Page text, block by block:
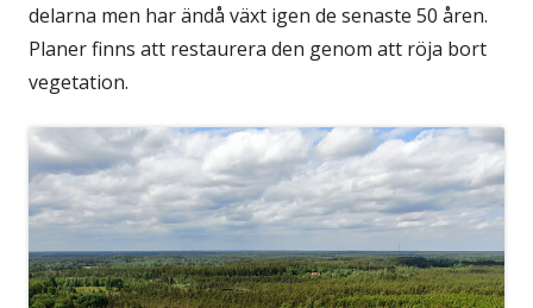
delarna men har ändå växt igen de senaste 50 åren.
Planer finns att restaurera den genom att röja bort
vegetation.